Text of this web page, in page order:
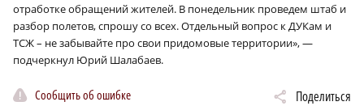
отработке обращений жителей. В понедельник проведем штаб и
разбор полетов, спрошу со всех. Отдельный вопрос к ДУКам и
ТСЖ – не забывайте про свои придомовые территории», —
подчеркнул Юрий Шалабаев.
Сообщить об ошибке Поделиться